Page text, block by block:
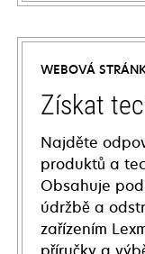
WEBOVÁ
Získat
Najděte
produktů a
Obsahuje
údržbě a
zařízením